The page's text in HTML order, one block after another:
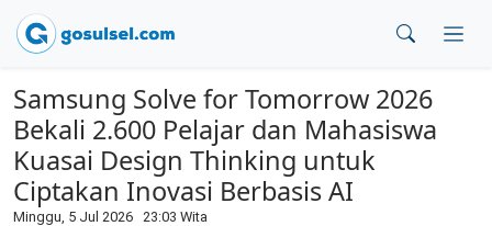
Samsung Solve for Tomorrow 2026
Bekali 2.600 Pelajar dan Mahasiswa
Kuasai Design Thinking untuk
Ciptakan Inovasi Berbasis AI
Minggu, 5 Jul 2026 23:03 Wita